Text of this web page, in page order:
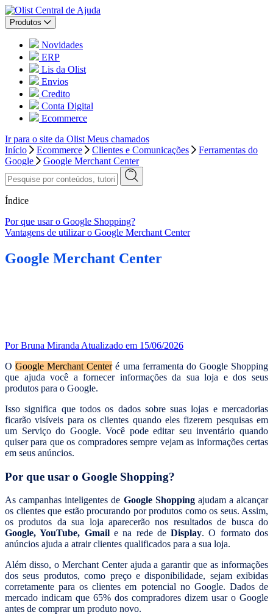
Central de Ajuda
Produtos
Novidades
ERP
Lis da Olist
Envios
Credito
Conta Digital
Ecommerce
Ir para o site da Olist Meus chamados
Início
Ecommerce Clientes e Comunicações
Ferramentas do
Google
Google Merchant Center
Índice
Por que usar o Google Shopping?
Vantagens de utilizar o Google Merchant Center
Google Merchant Center
Por Bruna Miranda Atualizado em 15/06/2026
OGoogle Merchant Centeré uma ferramenta do Google Shopping
que ajuda você a fornecer informações da sua loja e dos seus
produtos para o Google.
Isso significa que todos os dados sobre suas lojas e mercadorias
ficarão visíveis para os clientes quando eles fizerem pesquisas em
um Serviço do Google. Você pode editar seu inventário quando
quiser para que os compradores sempre vejam as informações certas
em seus anúncios.
Por que usar o Google Shopping?
As campanhas inteligentes de Google Shoppingajudam a alcançar
os clientes que estão procurando por produtos como os seus. Assim,
os produtos da sua loja aparecerão nos resultados de busca do
Google, YouTube, Gmaile na rede deDisplay. O formato dos
anúncios ajuda a atrair clientes qualificados para a sua loja.
Além disso, o Merchant Center ajuda a garantir que as informações
dos seus produtos, como preço e disponibilidade, sejam exibidas
corretamente para os clientes em potencial no Google. Dados de
mercado indicam que 65% dos compradores dizem usar o Google
antes de comprar um produto novo.